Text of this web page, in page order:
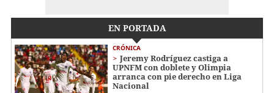
EN PORTADA
CRÓNICA
Jeremy Rodríguez castiga a
UPNFM con doblete y Olimpia
arranca con pie derecho en Liga
Nacional